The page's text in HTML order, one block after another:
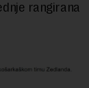
rangirana